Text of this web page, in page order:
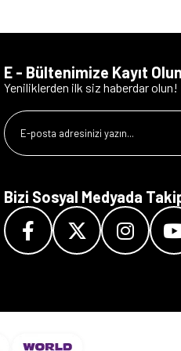
E - Bültenimize Kayıt
Yeniliklerden ilk siz haberdar olun!
Bizi Sosyal Medyada